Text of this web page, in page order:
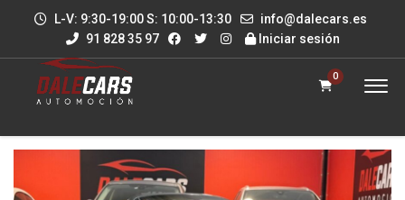
L-V: 9:30-19:00 S: 10:00-13:30
info@dalecars.es
91 828 35 97
Iniciar sesión
0